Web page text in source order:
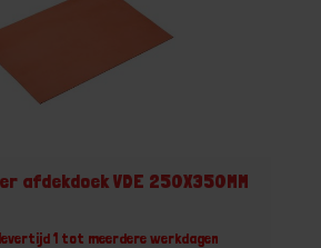
afdekdoek VDE 250X350MM
1 tot meerdere werkdagen